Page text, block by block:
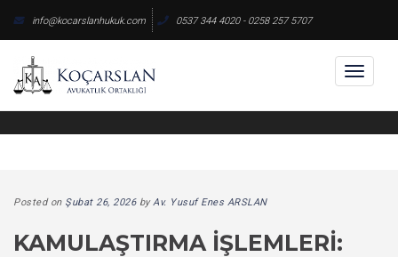
content
info@kocarslanhukuk.com 0537 344 4020 - 0258 257 5707
Posted on Şubat 26, 2026byAv. Yusuf Enes ARSLAN
KAMULAŞTIRMA İŞLEMLERI: